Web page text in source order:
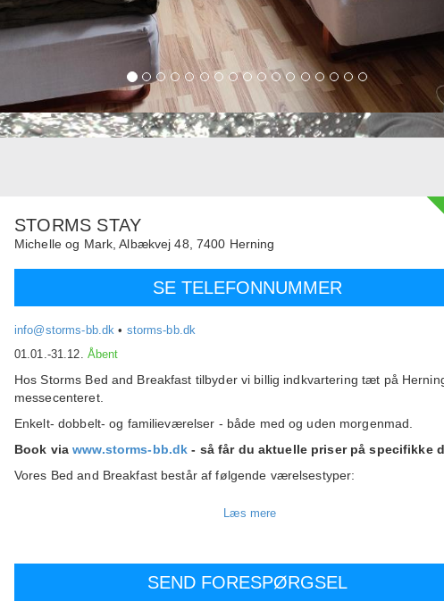
STORMS STAY
Michelle og Mark,Albækvej 48, 7400 Herning
SE TELEFONNUMMER
info@storms-bb.dk • storms-bb.dk
01.01.-31.12. Åbent
Hos Storms Bed and Breakfast tilbyder vi billig indkvartering tæt på
messecenteret.
Enkelt- dobbelt- og familieværelser - både med og uden morgenmad.
Book viawww.storms-bb.dk - så får du aktuelle priser på specifikke
Vores Bed and Breakfast består af følgende værelsestyper:
2 x Dobbeltværelse med fælles badeværelse
mindre køkken, spiseplads og fjernsyn. Alle dobbeltværelser kan også
Alle værelser på Storms Bed and Breakfast, er indrettet med komfortable